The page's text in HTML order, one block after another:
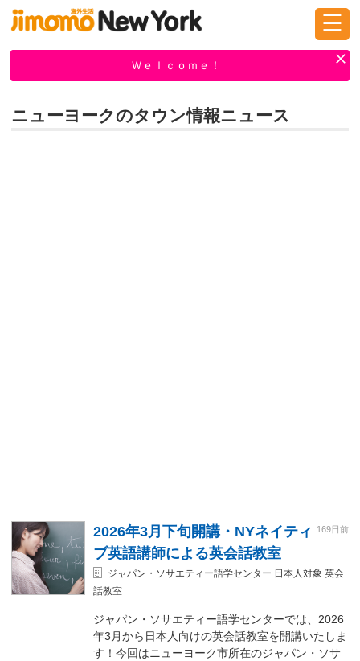
☰
Ｗｅｌｃｏｍｅ！
ニューヨークのタウン情報ニュース
2026年3月下旬開講・NYネイティ
ブ英語講師による英会話教室
169日前
ジャパン・ソサエティー語学センター 日本人対象 英会
話教室
ジャパン・ソサエティー語学センターでは、2026
年3月から日本人向けの英会話教室を開講いたしま
す！今回はニューヨーク市所在のジャパン・ソサ